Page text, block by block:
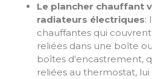
Le plancher chauffant
radiateurs électriques:
chauffantes qui
reliées dans une boîte
boîtes d'encastrement,
reliées au thermostat,